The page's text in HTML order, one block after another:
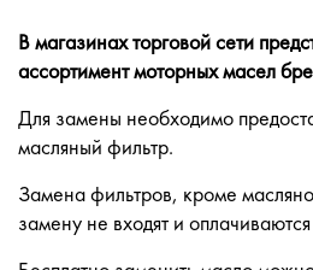
В магазинах торговой сети
ассортимент моторных масел
Для замены необходимо
масляный фильтр.
Замена фильтров, кроме
замену не входят и